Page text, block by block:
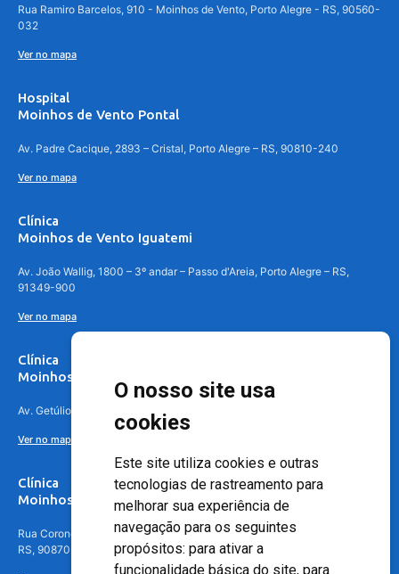
O nosso site usa
cookies
Este site utiliza cookies e outras
tecnologias de rastreamento para
melhorar sua experiência de
navegação para os seguintes
propósitos: para ativar a
funcionalidade básica do site, para
Rua Ramiro Barcelos, 910 - Moinhos de Vento, Porto Alegre - RS, 90560-
032
Ver no mapa
Hospital
Moinhos de Vento Pontal
Av. Padre Cacique, 2893 – Cristal, Porto Alegre – RS, 90810-240
Ver no mapa
Clínica
Moinhos de Vento Iguatemi
Av. João Wallig, 1800 – 3º andar – Passo d'Areia, Porto Alegre – RS,
91349-900
Ver no mapa
Clínica
Moinhos de Vento Canoas
Av. Getúlio Vargas, 4841 – Centro, Canoas – RS, 92010-010
Ver no mapa
Clínica
Moinhos de Vento - Teresópolis
Rua Coronel Aparício Borges, 250 - 3º andar - Teresópolis, Porto Alegre -
RS, 90870-016